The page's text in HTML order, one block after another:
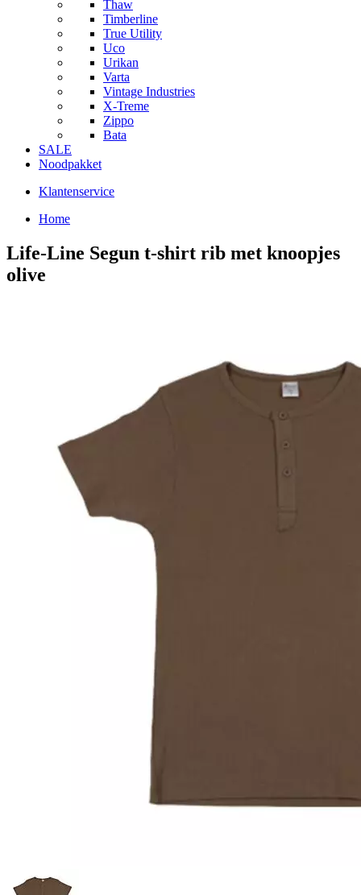
Thaw
Timberline
True Utility
Uco
Urikan
Varta
Vintage Industries
X-Treme
Zippo
Bata
SALE
Noodpakket
Klantenservice
Home
Life-Line Segun t-shirt rib met knoopjes
olive